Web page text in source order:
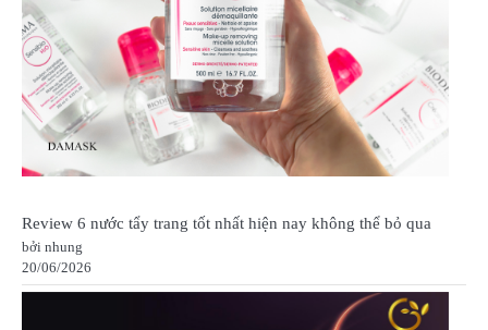
Review 6 nước tẩy trang tốt nhất hiện nay không thể bỏ qua
bởi nhung
20/06/2026